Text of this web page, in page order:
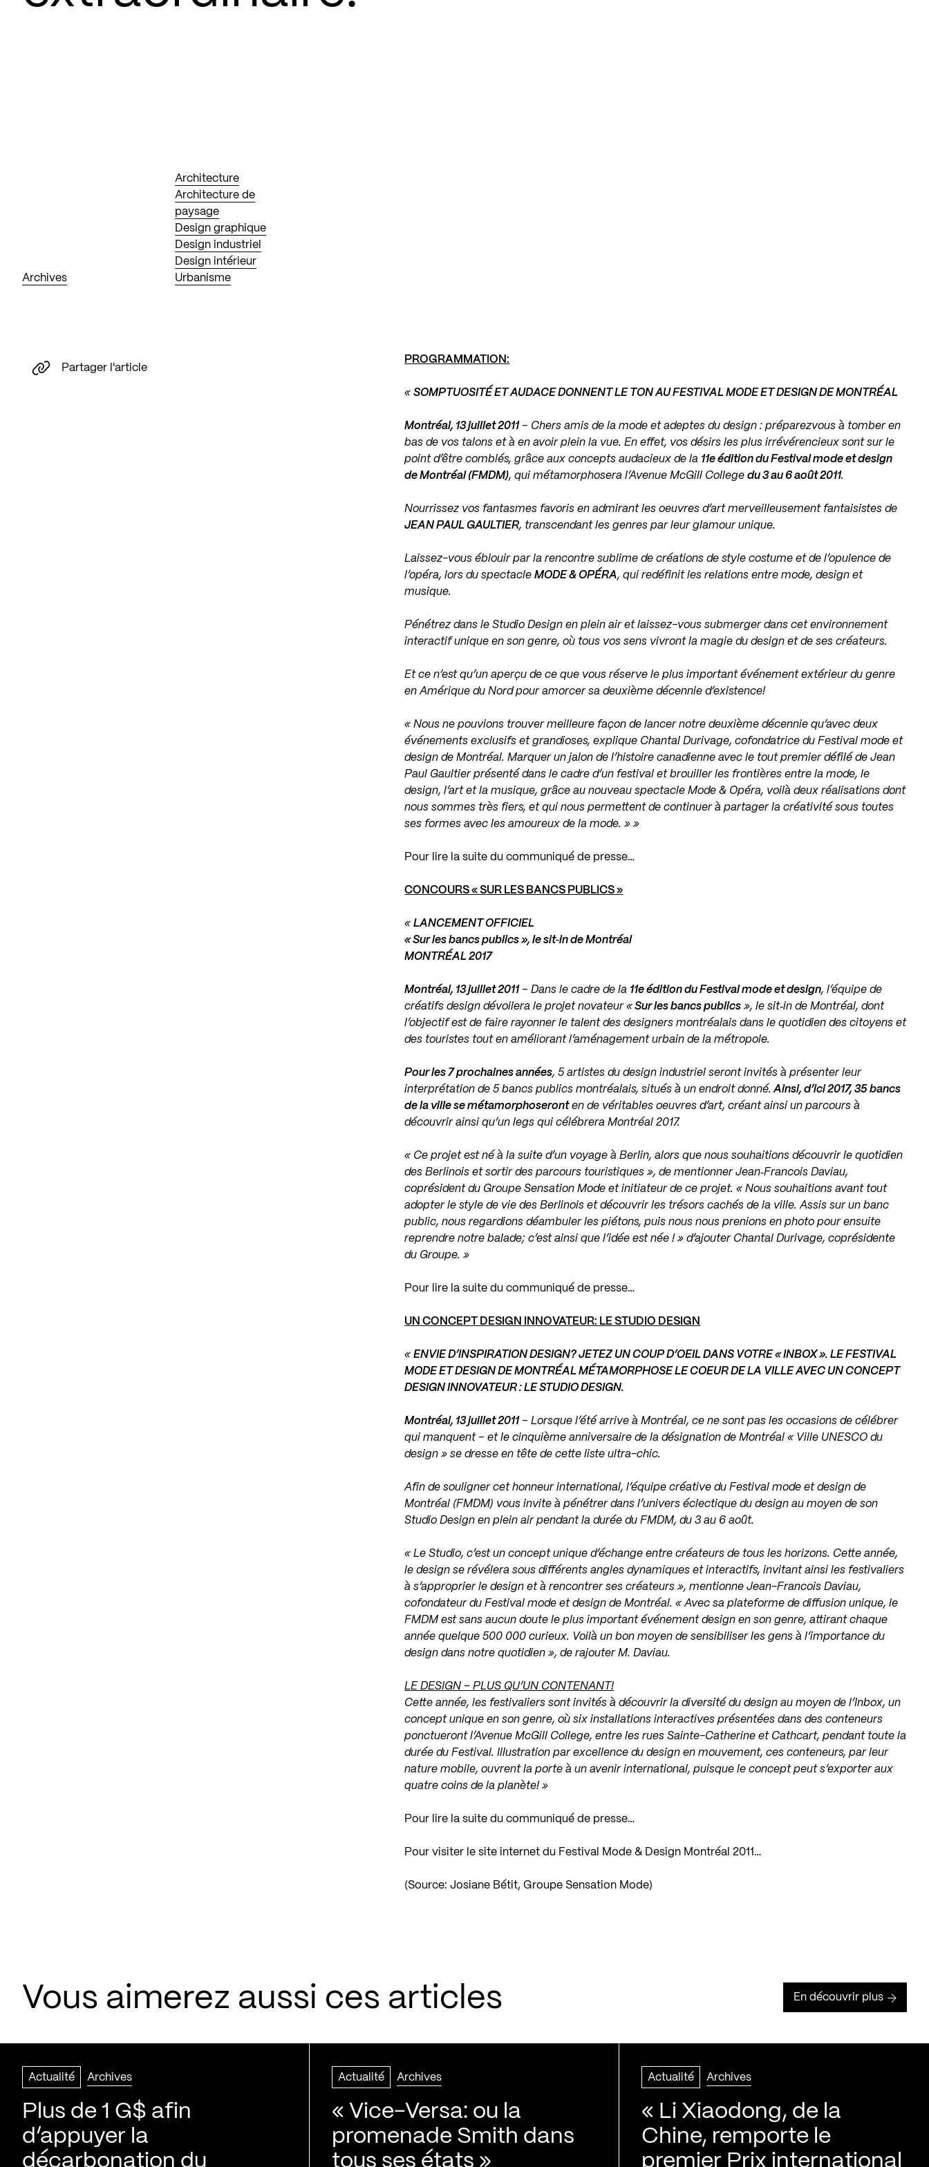
Archives
Architecture
Architecture de
paysage
Design graphique
Design industriel
Design intérieur
Urbanisme
PROGRAMMATION:
«SOMPTUOSITÉ ET AUDACE DONNENT LE TON AU FESTIVAL MODE ET DESIGN DE MONTRÉAL
Montréal, 13 juillet 2011 – Chers amis de la mode et adeptes du design : préparezvous à tomber en
bas de vos talons et à en avoir plein la vue. En effet, vos désirs les plus irrévérencieux sont sur le
point d’être comblés, grâce aux concepts audacieux de la 11e édition du Festival mode et design
de Montréal (FMDM), qui métamorphosera l’Avenue McGill Collegedu 3 au 6 août 2011.
Nourrissez vos fantasmes favoris en admirant les oeuvres d’art merveilleusement fantaisistes de
JEAN PAUL GAULTIER, transcendant les genres par leur glamour unique.
Laissez-vous éblouir par la rencontre sublime de créations de style costume et de l’opulence de
l’opéra, lors du spectacleMODE & OPÉRA, qui redéfinit les relations entre mode, design et
musique.
Pénétrez dans le Studio Design en plein air et laissez-vous submerger dans cet environnement
interactif unique en son genre, où tous vos sens vivront la magie du design et de ses créateurs.
Et ce n’est qu’un aperçu de ce que vous réserve le plus important événement extérieur du genre
en Amérique du Nord pour amorcer sa deuxième décennie d’existence!
« Nous ne pouvions trouver meilleure façon de lancer notre deuxième décennie qu’avec deux
événements exclusifs et grandioses, explique Chantal Durivage, cofondatrice du Festival mode et
design de Montréal. Marquer un jalon de l’histoire canadienne avec le tout premier défilé de Jean
Paul Gaultier présenté dans le cadre d’un festival et brouiller les frontières entre la mode, le
design, l’art et la musique, grâce au nouveau spectacle Mode & Opéra, voilà deux réalisations dont
nous sommes très fiers, et qui nous permettent de continuer à partager la créativité sous toutes
ses formes avec les amoureux de la mode. » »
Pour lire la suite du communiqué de presse…
CONCOURS « SUR LES BANCS PUBLICS »
«LANCEMENT OFFICIEL
« Sur les bancs publics », le sit‐in de Montréal
MONTRÉAL 2017
Montréal, 13 juillet 2011 – Dans le cadre de la 11e édition du Festival mode et design, l’équipe de
créatifs design dévoilera le projet novateur « Sur les bancs publics », le sit‐in de Montréal, dont
l’objectif est de faire rayonner le talent des designers montréalais dans le quotidien des citoyens et
des touristes tout en améliorant l’aménagementurbain de la métropole.
Pour les 7 prochaines années, 5 artistes du design industriel seront invités à présenterleur
interprétation de 5 bancs publics montréalais, situés à un endroit donné. Ainsi, d’ici2017, 35 bancs
de la ville se métamorphoseronten de véritables oeuvres d’art, créantainsi un parcours à
découvrir ainsi qu’un legs qui célébrera Montréal 2017.
« Ce projet est né à la suite d’un voyage à Berlin, alors que nous souhaitions découvrirle quotidien
des Berlinois et sortir des parcours touristiques », de mentionner Jean‐Francois Daviau,
coprésident du Groupe Sensation Mode et initiateur de ce projet. « Nous souhaitions avant tout
adopter le style de vie des Berlinois et découvrir les trésors cachés de la ville. Assis sur un banc
public, nous regardions déambuler les piétons, puis nous nous prenions en photo pour ensuite
reprendre notre balade; c’estainsi que l’idée est née ! » d’ajouter Chantal Durivage, coprésidente
du Groupe. »
Pour lire la suite du communiqué de presse…
UN CONCEPT DESIGN INNOVATEUR: LE STUDIO DESIGN
«ENVIE D’INSPIRATION DESIGN? JETEZ UN COUP D’OEIL DANS VOTRE « INBOX ». LE FESTIVAL
MODE ET DESIGN DE MONTRÉAL MÉTAMORPHOSE LE COEUR DE LA VILLE AVEC UN CONCEPT
DESIGN INNOVATEUR : LE STUDIO DESIGN.
Montréal, 13 juillet 2011 – Lorsque l’été arrive à Montréal, ce ne sont pas les occasions de célébrer
qui manquent – et le cinquième anniversaire de la désignation de Montréal « Ville UNESCO du
design » se dresse en tête de cette liste ultra-chic.
Afin de souligner cet honneur international, l’équipe créative du Festival mode et design de
Montréal (FMDM) vous invite à pénétrer dans l’univers éclectique du design au moyen de son
Studio Design en plein air pendant la durée du FMDM, du 3 au 6 août.
« Le Studio, c’est un concept unique d’échange entre créateurs de tous les horizons. Cette année,
le design se révélera sous différents angles dynamiques et interactifs, invitant ainsi les festivaliers
à s’approprier le design et à rencontrer ses créateurs », mentionne Jean-Francois Daviau,
cofondateur du Festival mode et design de Montréal. « Avec sa plateforme de diffusion unique, le
FMDM est sans aucun doute le plus important événement design en son genre, attirant chaque
année quelque 500 000 curieux. Voilà un bon moyen de sensibiliser les gens à l’importance du
design dans notre quotidien », de rajouter M. Daviau.
LE DESIGN – PLUS QU’UN CONTENANT!
Cette année, les festivaliers sont invités à découvrir la diversité du design au moyen de l’Inbox, un
concept unique en son genre, où six installations interactives présentées dans des conteneurs
ponctueront l’Avenue McGill College, entre les rues Sainte-Catherine et Cathcart, pendant toute la
durée du Festival. Illustration par excellence du design en mouvement, ces conteneurs, par leur
nature mobile, ouvrent la porte à un avenir international, puisque le concept peut s’exporter aux
quatre coins de la planète! »
Pour lire la suite du communiqué de presse…
Pour visiter le site internet du Festival Mode & Design Montréal 2011…
(Source: Josiane Bétit, Groupe Sensation Mode)
Partager l'article
Vous aimerez aussi ces articles En découvrir plus
Actualité Archives
Plus de 1 G$ afin
d’appuyer la
décarbonation du
Actualité Archives
« Vice-Versa: ou la
promenade Smith dans
tous ses états »
Actualité Archives
« Li Xiaodong, de la
Chine, remporte le
premier Prix international